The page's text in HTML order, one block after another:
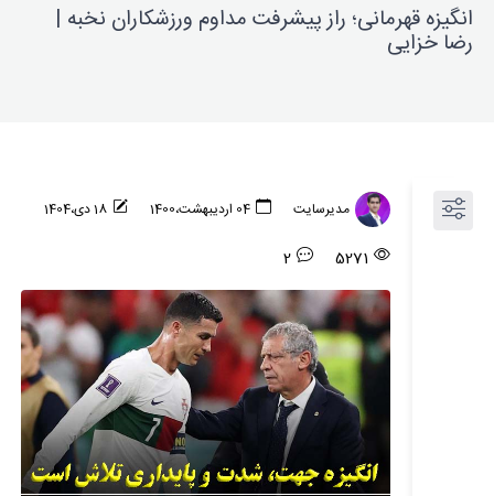
انگیزه قهرمانی؛ راز پیشرفت مداوم ورزشکاران نخبه |
رضا خزایی
مدیرسایت 04 ارديبهشت،1400 18 دی،1404
5271
2